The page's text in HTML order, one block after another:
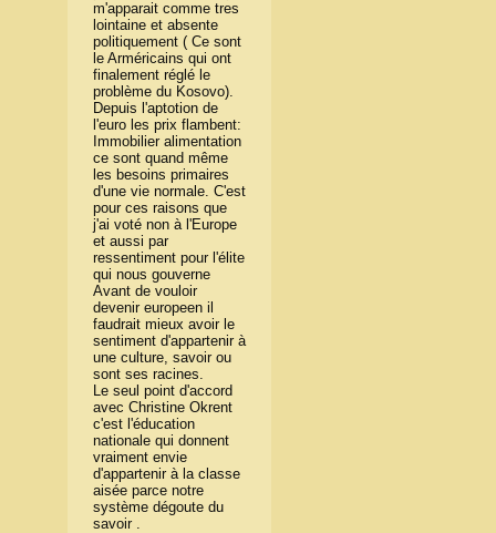
m'apparait comme tres
lointaine et absente
politiquement ( Ce sont
le Arméricains qui ont
finalement réglé le
problème du Kosovo).
Depuis l'aptotion de
l'euro les prix flambent:
Immobilier alimentation
ce sont quand même
les besoins primaires
d'une vie normale. C'est
pour ces raisons que
j'ai voté non à l'Europe
et aussi par
ressentiment pour l'élite
qui nous gouverne
Avant de vouloir
devenir europeen il
faudrait mieux avoir le
sentiment d'appartenir à
une culture, savoir ou
sont ses racines.
Le seul point d'accord
avec Christine Okrent
c'est l'éducation
nationale qui donnent
vraiment envie
d'appartenir à la classe
aisée parce notre
système dégoute du
savoir .